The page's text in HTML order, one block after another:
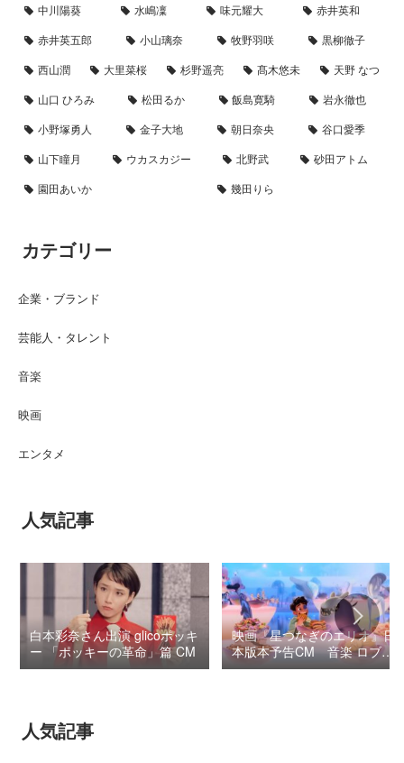
中川陽葵
水嶋凜 味元耀大
赤井英和
赤井英五郎
小山璃奈 牧野羽咲
黒柳徹子
西山潤
大里菜桜 杉野遥亮 髙木悠未
天野 なつ
山口 ひろみ
松田るか 飯島寛騎
岩永徹也
小野塚勇人
金子大地 朝日奈央
谷口愛季
山下瞳月
ウカスカジー 北野武
砂田アトム
園田あいか
幾田りら
カテゴリー
企業・ブランド
芸能人・タレント
音楽
映画
エンタメ
人気記事
白本彩奈さん出演 glicoポッキ
ー 「ポッキーの革命」篇 CM
映画『星つなぎのエリオ』日
本版本予告CM 音楽 ロブ・
シモンセン /
人気記事